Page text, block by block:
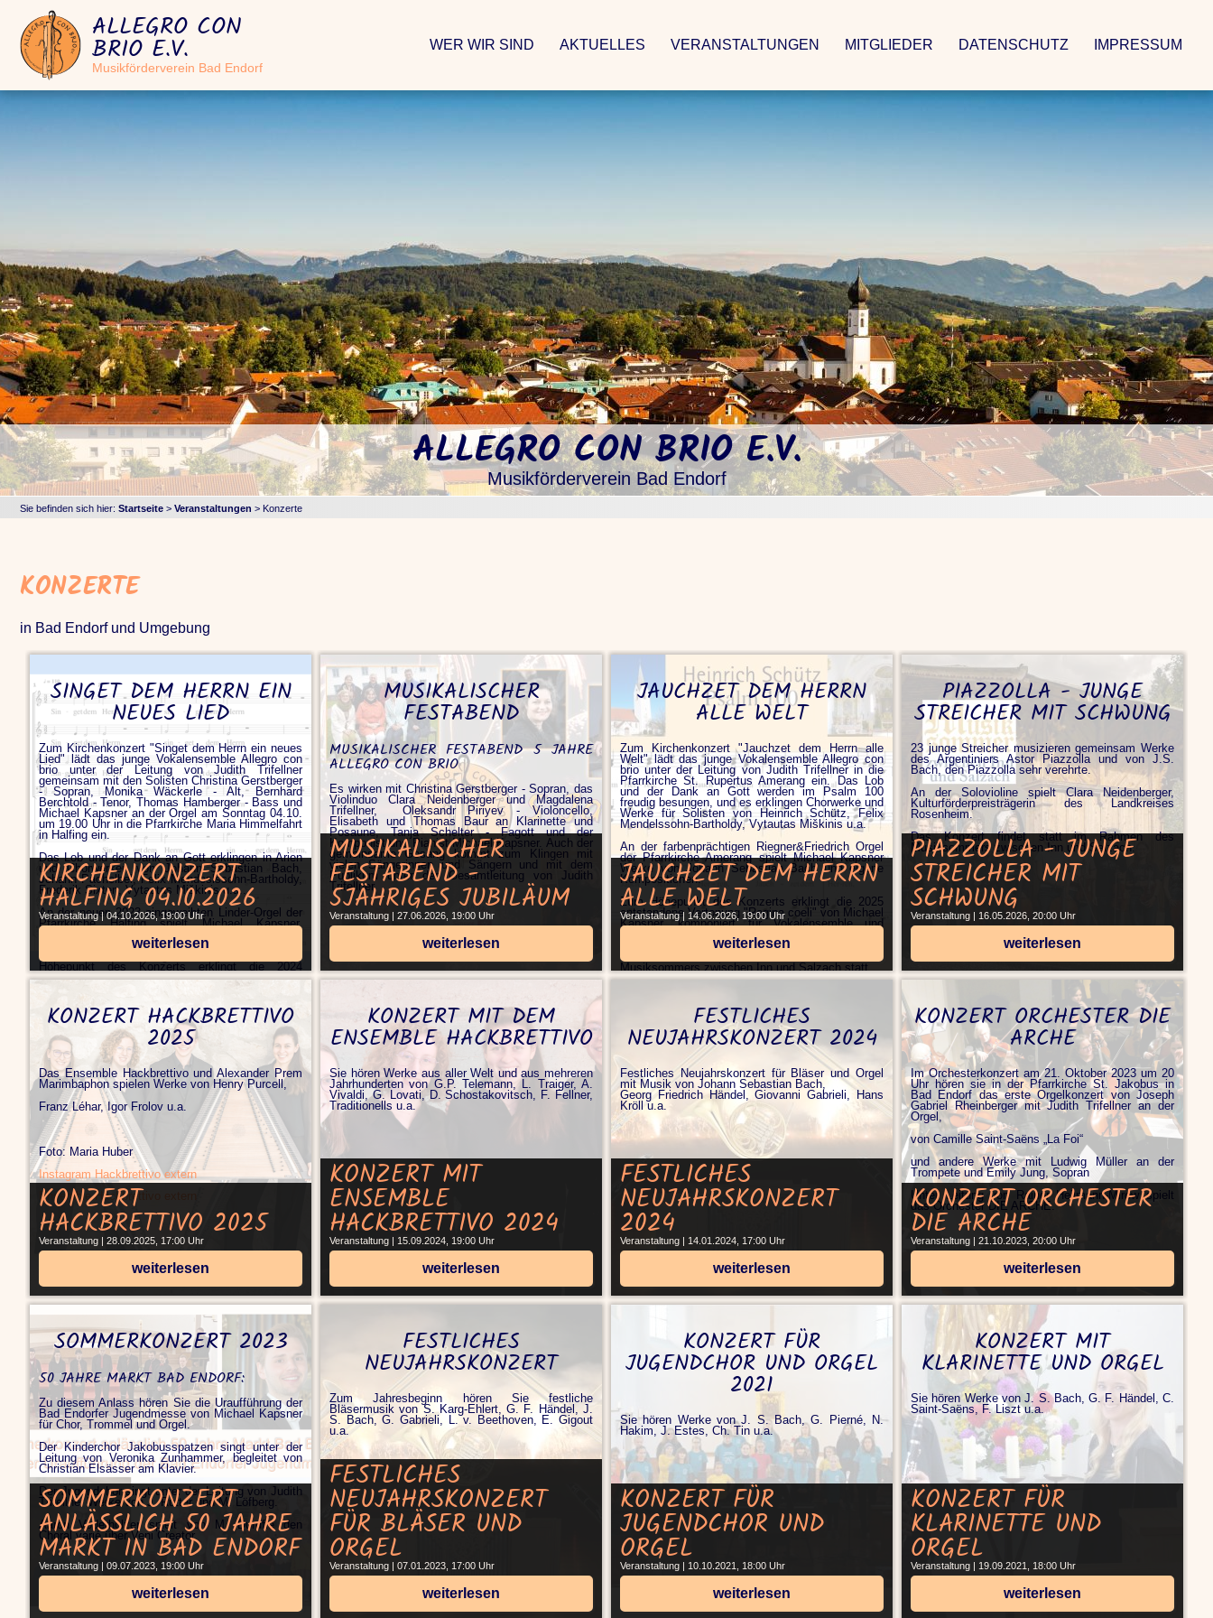
ALLEGRO CON
BRIO E.V.
Musikförderverein Bad Endorf
WER WIR SIND AKTUELLES VERANSTALTUNGEN MITGLIEDER DATENSCHUTZ IMPRESSUM
ALLEGRO CON BRIO E.V.
Musikförderverein Bad Endorf
Sie befinden sich hier: Startseite > Veranstaltungen > Konzerte
KONZERTE
in Bad Endorf und Umgebung
SINGET DEM HERRN EIN
NEUES LIED
Zum Kirchenkonzert "Singet dem Herrn ein neues
Lied" lädt das junge Vokalensemble Allegro con
brio unter der Leitung von Judith Trifellner
gemeinsam mit den Solisten Christina Gerstberger
- Sopran, Monika Wäckerle - Alt, Bernhard
Berchtold - Tenor, Thomas Hamberger - Bass und
Michael Kapsner an der Orgel am Sonntag 04.10.
um 19.00 Uhr in die Pfarrkirche Maria Himmelfahrt
in Halfing ein.
Das Lob und der Dank an Gott erklingen in Arien
und Chorwerken von Johann Sebastian Bach,
Johann Pachelbel, Felix Mendeslssohn-Bartholdy,
Frederik Sixten, Vytautas Miškinis u.a..
An der neuen 2023 eingeweihten Linder-Orgel der
Pfarrkirche Halfing spielt Michael Kapsner,
emeritierter Professor für Orgel an der
Musikhochschule Weimar, Werke von Johann
Sebastian Bach und eigene Kompositionen. Zum
Höhepunkt des Konzerts erklingt die 2024
entstandene Vertonung "Salve Regina" von
Michael Kapsner. Das Werk ist durchdrungen von
Solisten gemeinsam mit dem Vokalensemble und
der Orgel.
Tickets beim iPunkt in Bad Endorf erhältlich,
Reservierung unter Allegro-con-brio.de
KIRCHENKONZERT
HALFING 04.10.2026
Veranstaltung | 04.10.2026, 19:00 Uhr
weiterlesen
MUSIKALISCHER
FESTABEND
MUSIKALISCHER FESTABEND 5 JAHRE
ALLEGRO CON BRIO
Es wirken mit Christina Gerstberger - Sopran, das
Violinduo Clara Neidenberger und Magdalena
Trifellner, Oleksandr Piriyev - Violoncello,
Elisabeth und Thomas Baur an Klarinette und
Posaune, Tanja Schelter - Fagott und der
Komponist und Pianist Michael Kapsner. Auch der
gemeinsame Gesang kommt zum Klingen mit
vielen Sängerinnen und Sängern und mit dem
Publikum unter der Gesamtleitung von Judith
Trifellner.
MUSIKALISCHER
FESTABEND -
5JÄHRIGES JUBILÄUM
Veranstaltung | 27.06.2026, 19:00 Uhr
weiterlesen
JAUCHZET DEM HERRN
ALLE WELT
Zum Kirchenkonzert "Jauchzet dem Herrn alle
Welt" lädt das junge Vokalensemble Allegro con
brio unter der Leitung von Judith Trifellner in die
Pfarrkirche St. Rupertus Amerang ein. Das Lob
und der Dank an Gott werden im Psalm 100
freudig besungen, und es erklingen Chorwerke und
Werke für Solisten von Heinrich Schütz, Felix
Mendelssohn-Bartholdy, Vytautas Miškinis u.a.
An der farbenprächtigen Riegner&Friedrich Orgel
der Pfarrkirche Amerang spielt Michael Kapsner
Werke von Johann Sebastian Bach und eigene
Kompositionen.
Zum Höhepunkt des Konzerts erklingt die 2025
entstandene Vertonung "Regina coeli" von Michael
Kapsner, komponiert für Vokalensemble und
Solisten und als virtuose Toccata für Orgel.
Das Konzert findet im Rahmen des
Musiksommers zwischen Inn und Salzach statt.
JAUCHZET DEM HERRN
ALLE WELT
Veranstaltung | 14.06.2026, 19:00 Uhr
weiterlesen
PIAZZOLLA - JUNGE
STREICHER MIT SCHWUNG
23 junge Streicher musizieren gemeinsam Werke
des Argentiniers Astor Piazzolla und von J.S.
Bach, den Piazzolla sehr verehrte.
An der Solovioline spielt Clara Neidenberger,
Kulturförderpreisträgerin des Landkreises
Rosenheim.
Das Konzert findet statt im Rahmen des
Musiksommers zwischen Inn und Salzach.
PIAZZOLLA - JUNGE
STREICHER MIT
SCHWUNG
Veranstaltung | 16.05.2026, 20:00 Uhr
weiterlesen
KONZERT HACKBRETTIVO
2025
Das Ensemble Hackbrettivo und Alexander Prem
Marimbaphon spielen Werke von Henry Purcell,
Franz Léhar, Igor Frolov u.a.
Foto: Maria Huber
Instagram Hackbrettivo extern
Ensemble Hackbrettivo extern
KONZERT
HACKBRETTIVO 2025
Veranstaltung | 28.09.2025, 17:00 Uhr
weiterlesen
KONZERT MIT DEM
ENSEMBLE HACKBRETTIVO
Sie hören Werke aus aller Welt und aus mehreren
Jahrhunderten von G.P. Telemann, L. Traiger, A.
Vivaldi, G. Lovati, D. Schostakovitsch, F. Fellner,
Traditionells u.a.
KONZERT MIT
ENSEMBLE
HACKBRETTIVO 2024
Veranstaltung | 15.09.2024, 19:00 Uhr
weiterlesen
FESTLICHES
NEUJAHRSKONZERT 2024
Festliches Neujahrskonzert für Bläser und Orgel
mit Musik von Johann Sebastian Bach,
Georg Friedrich Händel, Giovanni Gabrieli, Hans
Kröll u.a.
FESTLICHES
NEUJAHRSKONZERT
2024
Veranstaltung | 14.01.2024, 17:00 Uhr
weiterlesen
KONZERT ORCHESTER DIE
ARCHE
Im Orchesterkonzert am 21. Oktober 2023 um 20
Uhr hören sie in der Pfarrkirche St. Jakobus in
Bad Endorf das erste Orgelkonzert von Joseph
Gabriel Rheinberger mit Judith Trifellner an der
Orgel,
von Camille Saint-Saëns „La Foi“
und andere Werke mit Ludwig Müller an der
Trompete und Emily Jung, Sopran
Unter Leitung von Rainer Heilmann-Mirow spielt
das Orchester DIE ARCHE.
KONZERT ORCHESTER
DIE ARCHE
Veranstaltung | 21.10.2023, 20:00 Uhr
weiterlesen
SOMMERKONZERT 2023
50 JAHRE MARKT BAD ENDORF:
Zu diesem Anlass hören Sie die Uraufführung der
Bad Endorfer Jugendmesse von Michael Kapsner
für Chor, Trommel und Orgel.
Der Kinderchor Jakobusspatzen singt unter der
Leitung von Veronika Zunhammer, begleitet von
Christian Elsässer am Klavier.
Der Jugendchor singt unter der Leitung von Judith
Trifellner Werke von J. Rutter und M. Löfberg.
Aaron Voderholzer spielt von M. Duruflé den
Choral varié über Veni Creator.
SOMMERKONZERT
ANLÄSSLICH 50 JAHRE
MARKT IN BAD ENDORF
Veranstaltung | 09.07.2023, 19:00 Uhr
weiterlesen
FESTLICHES
NEUJAHRSKONZERT
Zum Jahresbeginn hören Sie festliche
Bläsermusik von S. Karg-Ehlert, G. F. Händel, J.
S. Bach, G. Gabrieli, L. v. Beethoven, E. Gigout
u.a.
FESTLICHES
NEUJAHRSKONZERT
FÜR BLÄSER UND
ORGEL
Veranstaltung | 07.01.2023, 17:00 Uhr
weiterlesen
KONZERT FÜR
JUGENDCHOR UND ORGEL
2021
Sie hören Werke von J. S. Bach, G. Pierné, N.
Hakim, J. Estes, Ch. Tin u.a.
KONZERT FÜR
JUGENDCHOR UND
ORGEL
Veranstaltung | 10.10.2021, 18:00 Uhr
weiterlesen
KONZERT MIT
KLARINETTE UND ORGEL
Sie hören Werke von J. S. Bach, G. F. Händel, C.
Saint-Saëns, F. Liszt u.a.
KONZERT FÜR
KLARINETTE UND
ORGEL
Veranstaltung | 19.09.2021, 18:00 Uhr
weiterlesen